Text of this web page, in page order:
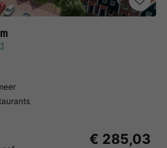
€ 285,03